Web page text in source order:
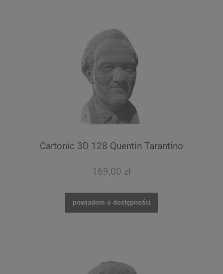
Cartonic 3D 128 Quentin Tarantino
169,00 zł
powiadom o dostępności